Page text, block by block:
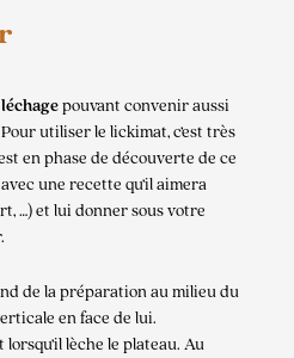
pouvant convenir aussi
utiliser le lickimat, c’est très
en phase de découverte de ce
une recette qu’il aimera
…) et lui donner sous votre
de la préparation au milieu du
en face de lui.
lèche le plateau. Au